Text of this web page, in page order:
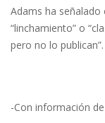
Adams ha señalado
“linchamiento” o
pero no lo publican”.
-Con información de